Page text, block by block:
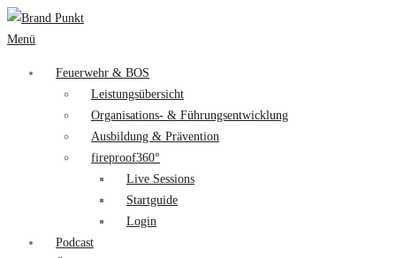
Menü
Feuerwehr & BOS
Leistungsübersicht
Organisations- & Führungsentwicklung
Ausbildung & Prävention
fireproof360°
Live Sessions
Startguide
Login
Podcast